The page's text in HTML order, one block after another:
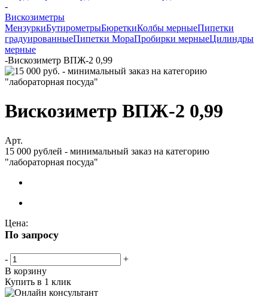
-
Вискозиметры
МензуркиБутирометрыБюреткиКолбы мерныеПипетки
градуированныеПипетки МораПробирки мерныеЦилиндры
мерные
-Вискозиметр ВПЖ-2 0,99
Вискозиметр ВПЖ-2 0,99
Арт.
15 000 рублей - минимальный заказ на категорию
"лабораторная посуда"
Цена:
По запросу
-
+
В корзину
Купить в 1 клик